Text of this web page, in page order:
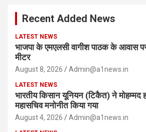
Recent Added News
LATEST NEWS
भाजपा के एमएलसी वागीश पाठक के आवास
मीटर
August 8, 2026 Admin@a1news.in
LATEST NEWS
भारतीय किसान यूनियन (टिकैत) ने मोहम्मद
महासचिव मनोनीत किया गया
August 4, 2026 Admin@a1news.in